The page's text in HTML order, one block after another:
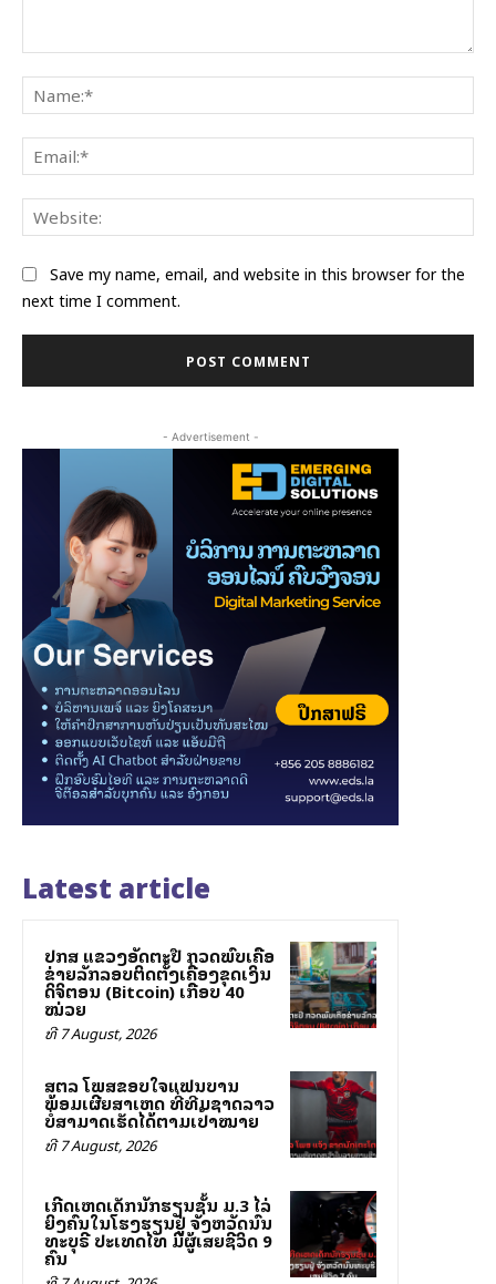
Save my name, email, and website in this browser for the
next time I comment.
- Advertisement -
Latest article
ປກສ ແຂວງອັດຕະປື ກວດພົບເຄືອ
ຂ່າຍລັກລອບຕິດຕັ້ງເຄື່ອງຂຸດເງິນ
ດິຈິຕອນ (Bitcoin) ເກືອບ 40
ໝ່ວຍ
ທີ 7 August, 2026
ສຕລ ໂພສຂອບໃຈແຟນບານ
ພ້ອມເຜີຍສາເຫດ ທີ່ທີມຊາດລາວ
ບໍ່ສາມາດເຮັດໄດ້ຕາມເປົ້າໝາຍ
ທີ 7 August, 2026
ເກີດເຫດເດັກນັກຮຽນຊັ້ນ ມ.3 ໄລ່
ຍິງຄົນໃນໂຮງຮຽນຢູ່ ຈັງຫວັດນົນ
ທະບຸຣີ ປະເທດໄທ ມີຜູ້ເສຍຊີວິດ 9
ຄົນ